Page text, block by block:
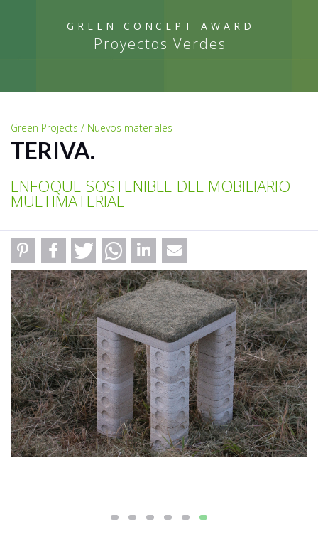
GREEN CONCEPT AWARD
Proyectos Verdes
Green Projects / Nuevos materiales
TERIVA.
ENFOQUE SOSTENIBLE DEL MOBILIARIO
MULTIMATERIAL